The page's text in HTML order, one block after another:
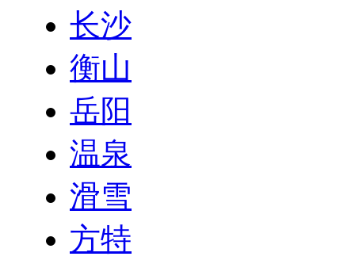
长沙
衡山
岳阳
温泉
滑雪
方特